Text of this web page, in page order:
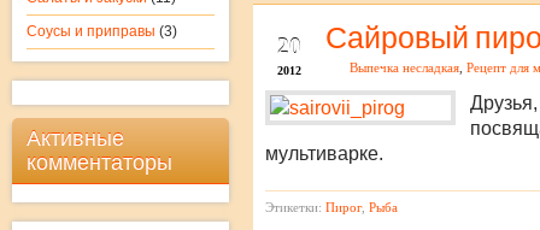
Соусы и приправы (3)
Активные
комментаторы
20
2012
Сайровый
Выпечка несладкая Рецепт для
мультиварке.
Этикетки: Пирог, Рыба